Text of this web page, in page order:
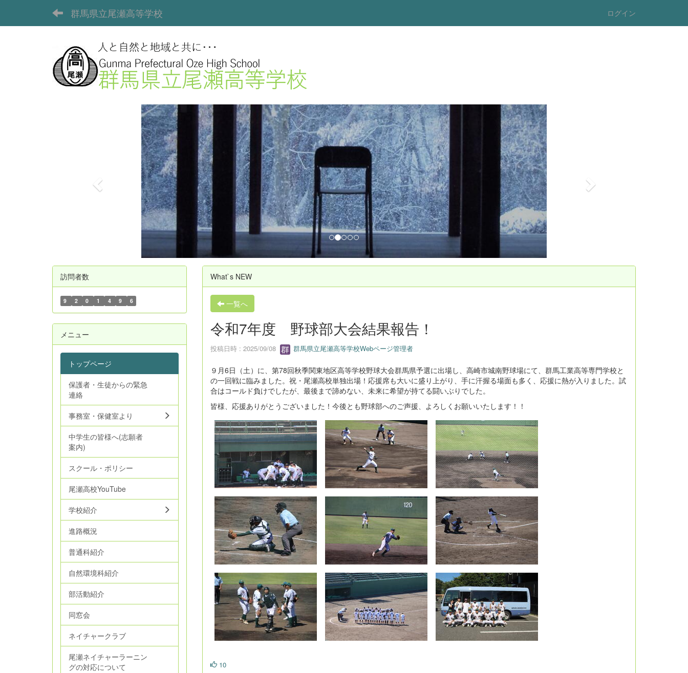
群馬県立尾瀬高等学校 ログイン
o
u
What`s NEW
一覧へ
令和7年度 野球部大会結果報告！
投稿日時 : 2025/09/08 群馬県立尾瀬高等学校Webページ管理者
９月6日（土）に、第78回秋季関東地区高等学校野球大会群馬県予選に出場し、高崎市城南野球場にて、群馬工業高等専門学校と
の一回戦に臨みました。祝・尾瀬高校単独出場！応援席も大いに盛り上がり、手に汗握る場面も多く、応援に熱が入りました。試
合はコールド負けでしたが、最後まで諦めない、未来に希望が持てる闘いぶりでした。
皆様、応援ありがとうございました！今後とも野球部へのご声援、よろしくお願いいたします！！
10
訪問者数
9 2 0 1 4 9 6
メニュー
トップページ
保護者・生徒からの緊急
連絡
事務室・保健室より
中学生の皆様へ(志願者
案内)
スクール・ポリシー
尾瀬高校YouTube
学校紹介
進路概況
普通科紹介
自然環境科紹介
部活動紹介
同窓会
ネイチャークラブ
尾瀬ネイチャーラーニン
グの対応について